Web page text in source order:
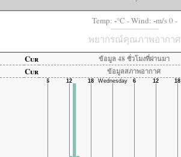
Temp: -°C - Wind: -m/s 0 -
พยากรณ์คุณภาพอากาศ
Cur ข้อมูล 48 ชั่วโมงที่ผ่านมา
Cur
ข้อมูลสภาพอากาศ